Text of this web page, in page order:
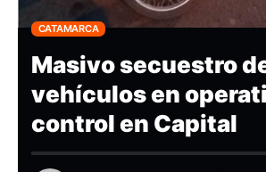
CATAMARCA
Masivo secuestro
vehículos en
control en Capital